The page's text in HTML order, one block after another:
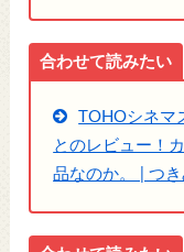
合わせて読みたい
TOHOシネ
とのレビュー！
品なのか。 | つ